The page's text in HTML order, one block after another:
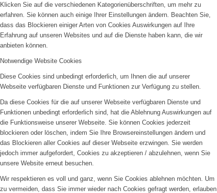
Klicken Sie auf die verschiedenen Kategorienüberschriften, um mehr zu
erfahren. Sie können auch einige Ihrer Einstellungen ändern. Beachten Sie,
dass das Blockieren einiger Arten von Cookies Auswirkungen auf Ihre
Erfahrung auf unseren Websites und auf die Dienste haben kann, die wir
anbieten können.
Notwendige Website Cookies
Diese Cookies sind unbedingt erforderlich, um Ihnen die auf unserer
Webseite verfügbaren Dienste und Funktionen zur Verfügung zu stellen.
Da diese Cookies für die auf unserer Webseite verfügbaren Dienste und
Funktionen unbedingt erforderlich sind, hat die Ablehnung Auswirkungen auf
die Funktionsweise unserer Webseite. Sie können Cookies jederzeit
blockieren oder löschen, indem Sie Ihre Browsereinstellungen ändern und
das Blockieren aller Cookies auf dieser Webseite erzwingen. Sie werden
jedoch immer aufgefordert, Cookies zu akzeptieren / abzulehnen, wenn Sie
unsere Website erneut besuchen.
Wir respektieren es voll und ganz, wenn Sie Cookies ablehnen möchten. Um
zu vermeiden, dass Sie immer wieder nach Cookies gefragt werden, erlauben